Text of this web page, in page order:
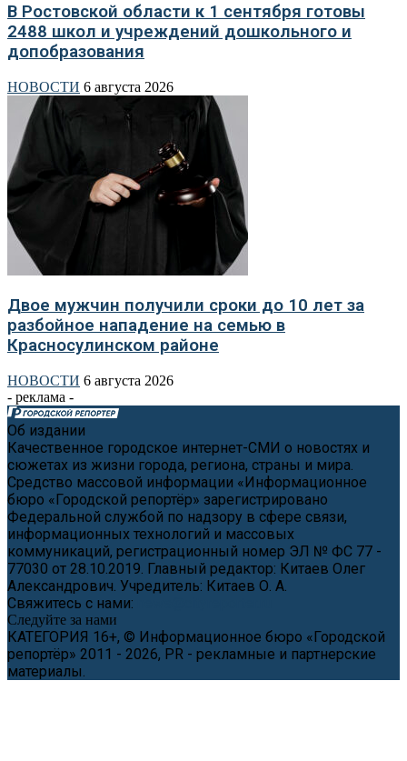
В Ростовской области к 1 сентября готовы
2488 школ и учреждений дошкольного и
допобразования
НОВОСТИ 6 августа 2026
Двое мужчин получили сроки до 10 лет за
разбойное нападение на семью в
Красносулинском районе
НОВОСТИ 6 августа 2026
- реклама -
Об издании
Качественное городское интернет-СМИ о новостях и
сюжетах из жизни города, региона, страны и мира.
Средство массовой информации «Информационное
бюро «Городской репортёр» зарегистрировано
Федеральной службой по надзору в сфере связи,
информационных технологий и массовых
коммуникаций, регистрационный номер ЭЛ № ФС 77 -
77030 от 28.10.2019. Главный редактор: Китаев Олег
Александрович. Учредитель: Китаев О. А.
Свяжитесь с нами:
Следуйте за нами
КАТЕГОРИЯ 16+, © Информационное бюро «Городской
репортёр» 2011 - 2026, PR - рекламные и партнерские
материалы.